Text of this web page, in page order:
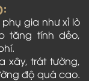
gia như xỉ lò
tăng tính dẻo,
xây, trát tường,
độ quá cao.